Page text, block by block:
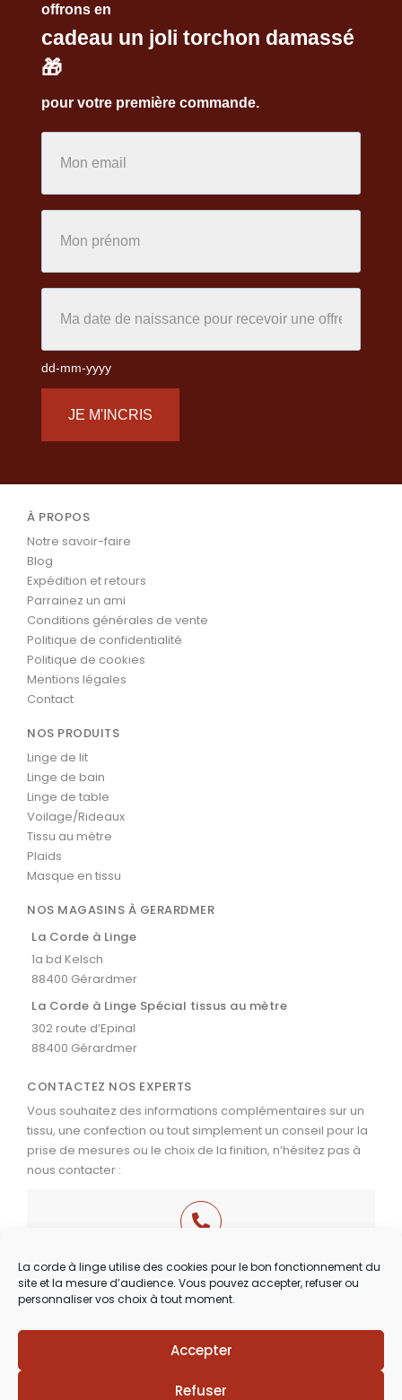
La corde à linge utilise des cookies pour le bon fonctionnement du
site et la mesure d’audience. Vous pouvez accepter, refuser ou
personnaliser vos choix à tout moment.
Accepter
Refuser
offrons en
cadeau un joli torchon damassé
🎁
pour votre première commande.
dd-mm-yyyy
JE M'INCRIS
À PROPOS
Notre savoir-faire
Blog
Expédition et retours
Parrainez un ami
Conditions générales de vente
Politique de confidentialité
Politique de cookies
Mentions légales
Contact
NOS PRODUITS
Linge de lit
Linge de bain
Linge de table
Voilage/Rideaux
Tissu au mètre
Plaids
Masque en tissu
NOS MAGASINS À GERARDMER
La Corde à Linge
1a bd Kelsch
88400 Gérardmer
La Corde à Linge Spécial tissus au mètre
302 route d’Epinal
88400 Gérardmer
CONTACTEZ NOS EXPERTS
Vous souhaitez des informations complémentaires sur un
tissu, une confection ou tout simplement un conseil pour la
prise de mesures ou le choix de la finition, n’hésitez pas à
nous contacter :
03 29 60 49 17
Du Mardi au Samedi